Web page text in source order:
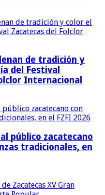
de tradición y
del Festival
Internacional
público zacatecano
tradicionales, en